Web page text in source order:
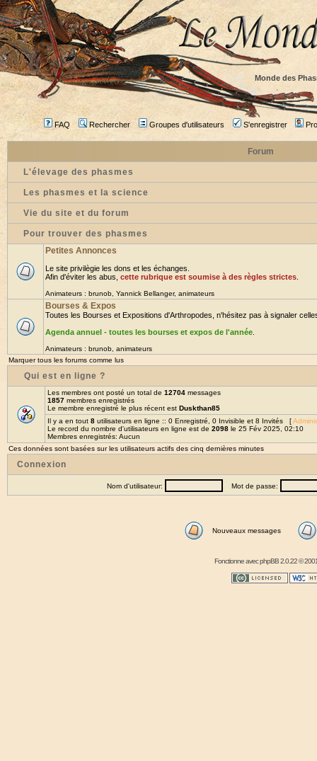
Monde des
FAQ Rechercher Groupes d'utilisateurs S'enregistrer
Forum
L'élevage des phasmes
Les phasmes et la science
Vie du site et du forum
Pour trouver des phasmes
Petites Annonces
Le site privilègie les dons et les échanges.
Afin d'éviter les abus, cette rubrique est soumise à des règles strictes
Animateurs : brunob Yannick Bellanger, animateurs
Bourses & Expos
Toutes les Bourses et Expositions d'Arthropodes, n'hésitez pas à signaler
Agenda annuel - toutes les bourses et expos de l'année
Animateurs : brunob animateurs
Marquer tous les forums comme lus
Qui est en ligne ?
Les membres ont posté un total de 12704 messages
1857 membres enregistrés
Le membre enregistré le plus récent est Duskthan85
Il y a en tout 8 utilisateurs en ligne :: 0 Enregistré, 0 Invisible et 8 Invités [
Le record du nombre d'utilisateurs en ligne est de 2098 le 25 Fév 2025, 02:10
Membres enregistrés: Aucun
Ces données sont basées sur les utilisateurs actifs des cinq dernières minutes
Connexion
Nom d'utilisateur: Mot de passe:
Nouveaux messages
Fonctionne avecphpBB2.0.22 ©